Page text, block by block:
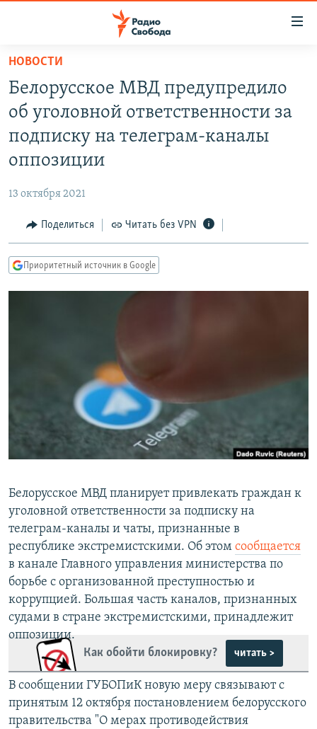
упрощенного
доступа
Вернуться
основному
содержанию
навигации
Вернутся
ПОДКАСТЫ
АВТОРСКИЕ ПРОЕКТЫ
КУЛЬТУРА
IDEL.РЕАЛИИ
КАВКАЗ.РЕАЛИИ
ПОДПИШИТЕСЬ НА РАССЫЛКУ
СОЦИАЛЬНЫЕ СЕТИ
Все сайты РСЕ/РС
НОВОСТИ
Белорусское МВД предупредило
об уголовной ответственности за
подписку на телеграм-каналы
оппозиции
13 октября 2021
Поделиться Читать без VPN
Приоритетный источник в Google
Белорусское МВД планирует привлекать граждан к
уголовной ответственности за подписку на
телеграм-каналы и чаты, признанные в
республике экстремистскими. Об этом сообщается
в канале Главного управления министерства по
борьбе с организованной преступностью и
коррупцией. Большая часть каналов, признанных
судами в стране экстремистскими, принадлежит
оппозиции.
Как обойти блокировку?
читать >
В сообщении ГУБОПиК новую меру связывают с
принятым 12 октября постановлением белорусского
правительства "О мерах противодействия